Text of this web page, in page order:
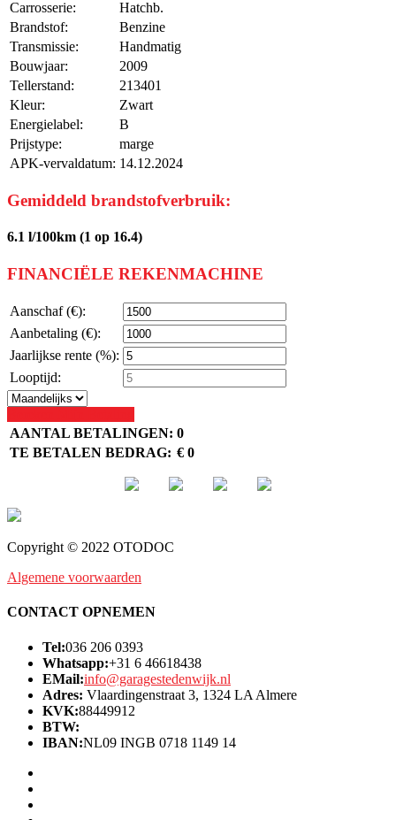
Carrosserie:
Hatchb.
Brandstof:
Benzine
Transmissie:
Handmatig
Bouwjaar:
2009
Tellerstand:
213401
Kleur:
Zwart
Energielabel:
B
Prijstype:
marge
APK-vervaldatum: 14.12.2024
Gemiddeld brandstofverbruik:
6.1 l/100km (1 op 16.4)
FINANCIËLE REKENMACHINE
Aanschaf (€):
Aanbetaling (€):
Jaarlijkse rente (%):
Looptijd:
AANTAL BETALINGEN: 0
TE BETALEN BEDRAG: € 0
Copyright © 2022 OTODOC
Algemene voorwaarden
CONTACT OPNEMEN
Tel:036 206 0393
Whatsapp:+31 6 46618438
EMail:info@garagestedenwijk.nl
Adres: Vlaardingenstraat 3, 1324 LA Almere
KVK:88449912
BTW:
IBAN:NL09 INGB 0718 1149 14